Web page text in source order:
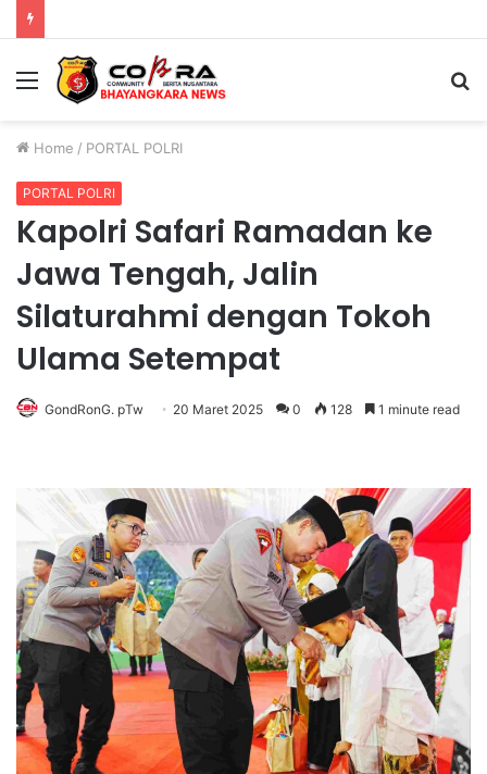
Menu
Home / PORTAL POLRI
PORTAL POLRI
Kapolri Safari Ramadan ke
Jawa Tengah, Jalin
Silaturahmi dengan Tokoh
Ulama Setempat
GondRonG. pTw 20 Maret 2025 0 128 1 minute read